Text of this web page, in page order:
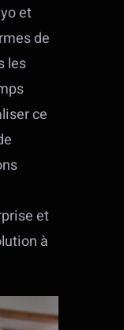
et
de
les
ce
et
à